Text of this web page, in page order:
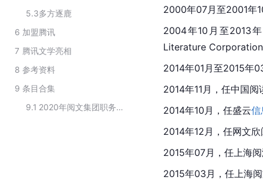
5.3多方逐鹿
6 加盟腾讯
7 腾讯文学亮相
8 参考资料
9 条目合集
9.1
2020年阅文集团职务任免公示名单
2000年07月至2001年
2004年10月至2013
Literature
2014年01月至2015年
2014年11月，任中国
2014年10月，任盛云信
2014年12月，任网文
2015年07月，任上海
2015年03月，任上海